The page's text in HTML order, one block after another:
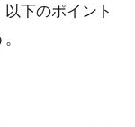
下のポイント